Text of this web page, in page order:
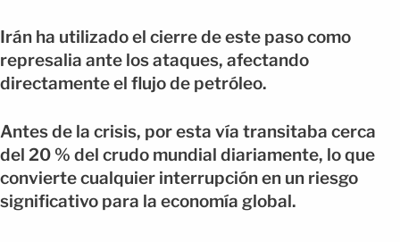
Irán ha utilizado el cierre de este paso como
represalia ante los ataques, afectando
directamente el flujo de petróleo.
Antes de la crisis, por esta vía transitaba cerca
del 20 % del crudo mundial diariamente, lo que
convierte cualquier interrupción en un riesgo
significativo para la economía global.